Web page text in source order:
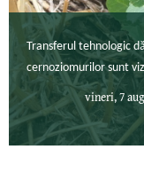
Transferul tehnologic
cernoziomurilor sunt
vineri, 7